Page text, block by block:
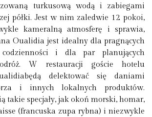
turkusową wodą i zabiegami
półki. Jest w nim zaledwie 12 pokoi,
kameralną atmosferę i sprawia,
Oualidia jest idealny dla pragnących
i dla par planujących
W restauracji goście hotelu
delektować się daniami
i innych lokalnych produktów.
takie specjały, jak okoń morski, homar,
(francuska zupa rybna) i niezwykle